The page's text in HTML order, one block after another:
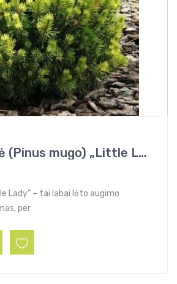
Pušis kalninė (Pinus mugo) „Little Lady” (syn. Fructata)
Lady” – tai labai lėto augimo
per